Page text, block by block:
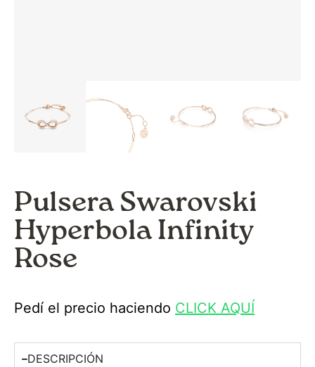
Pulsera Swarovski
Hyperbola Infinity
Rose
Pedí el precio haciendo CLICK AQUÍ
DESCRIPCIÓN